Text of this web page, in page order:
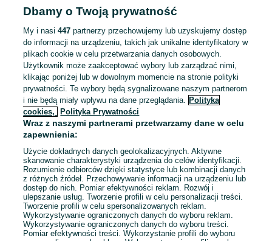
Amplituner ONKYO TX-SR578
400 zł
Poznań, Górczyn
03 sierpnia 2026
Piła stołowa sprawna
400 zł
Poznań, Górczyn
01 sierpnia 2026
Dbamy o Twoją prywatność
My i nasi447 partnerzy przechowujemy lub uzyskujemy dostęp
do informacji na urządzeniu, takich jak unikalne identyfikatory w
plikach cookie w celu przetwarzania danych osobowych.
Użytkownik może zaakceptować wybory lub zarządzać nimi,
klikając poniżej lub w dowolnym momencie na stronie polityki
prywatności. Te wybory będą sygnalizowane naszym partnerom
i nie będą miały wpływu na dane przeglądania. Polityka
cookies,
Polityka Prywatności
Wraz z naszymi partnerami przetwarzamy dane w celu
zapewnienia:
Użycie dokładnych danych geolokalizacyjnych. Aktywne
skanowanie charakterystyki urządzenia do celów identyfikacji.
Rozumienie odbiorców dzięki statystyce lub kombinacji danych
z różnych źródeł. Przechowywanie informacji na urządzeniu lub
dostęp do nich. Pomiar efektywności reklam. Rozwój i
ulepszanie usług. Tworzenie profili w celu personalizacji treści.
Tworzenie profili w celu spersonalizowanych reklam.
Wykorzystywanie ograniczonych danych do wyboru reklam.
Wykorzystywanie ograniczonych danych do wyboru treści.
Pomiar efektywności treści. Wykorzystanie profili do wyboru